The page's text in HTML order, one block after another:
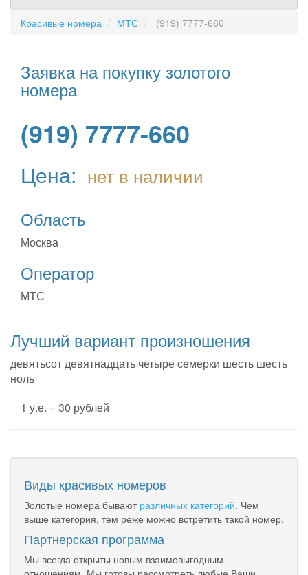
Красивые номера МТС (919) 7777-660
Заявка на покупку золотого
номера
(919) 7777-660
Цена: нет в наличии
Область
Москва
Оператор
МТС
Лучший вариант произношения
девятьсот девятнадцать четыре семерки шесть шесть
ноль
1 у.е. = 30 рублей
Виды красивых номеров
Золотые номера бывают различных категорий. Чем
выше категория, тем реже можно встретить такой номер.
Партнерская программа
Мы всегда открыты новым взаимовыгодным